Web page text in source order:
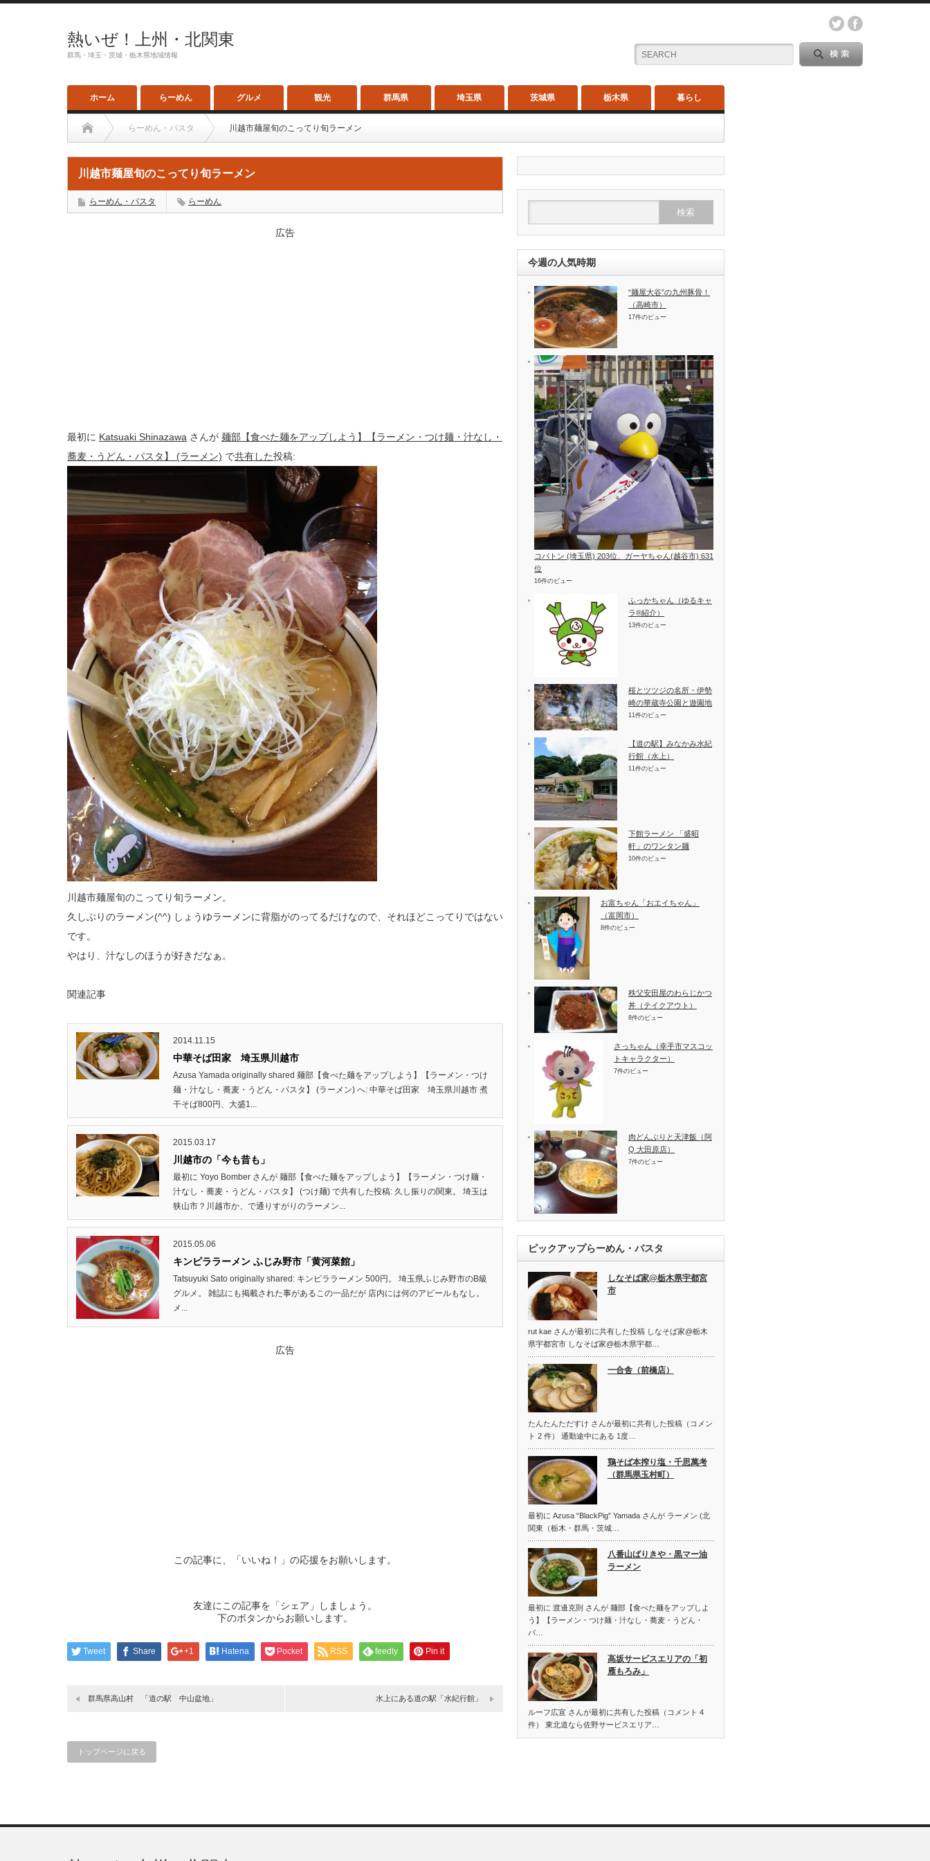
熱いぜ！上州・北関東
群馬・埼玉・茨城・栃木県地域情報
ホーム らーめん グルメ 観光 群馬県 埼玉県 茨城県 栃木県 暮らし
らーめん・パスタ 川越市麺屋旬のこってり旬ラーメン
川越市麺屋旬のこってり旬ラーメン
らーめん・パスタ らーめん
広告
最初に Katsuaki Shinazawa さんが 麺部【食べた麺をアップしよう】【ラーメン・つけ麺・汁なし・
蕎麦・うどん・パスタ】 (ラーメン) で共有した投稿:
川越市麺屋旬のこってり旬ラーメン。
久しぶりのラーメン(^^) しょうゆラーメンに背脂がのってるだけなので、それほどこってりではない
です。
やはり、汁なしのほうが好きだなぁ。
関連記事
2014.11.15
中華そば田家 埼玉県川越市
Azusa Yamada originally shared 麺部【食べた麺をアップしよう】【ラーメン・つけ
麺・汁なし・蕎麦・うどん・パスタ】 (ラーメン) へ: 中華そば田家 埼玉県川越市 煮
干そば800円、大盛1...
2015.03.17
川越市の「今も昔も」
最初に Yoyo Bomber さんが 麺部【食べた麺をアップしよう】【ラーメン・つけ麺・
汁なし・蕎麦・うどん・パスタ】 (つけ麺) で共有した投稿: 久し振りの関東。 埼玉は
狭山市？川越市か、で通りすがりのラーメン...
2015.05.06
キンピララーメン ふじみ野市「黄河菜館」
Tatsuyuki Sato originally shared: キンピララーメン 500円。 埼玉県ふじみ野市のB級
グルメ。 雑誌にも掲載された事があるこの一品だが 店内には何のアピールもなし。
メ...
広告
この記事に、「いいね！」の応援をお願いします。
友達にこの記事を「シェア」しましょう。
下のボタンからお願いします。
Tweet Share +1 Hatena Pocket RSS feedly Pin it
群馬県高山村 「道の駅 中山盆地」 水上にある道の駅「水紀行館」
トップページに戻る
今週の人気時期
“麺屋大谷”の九州豚骨！
（高崎市）
17件のビュー
コバトン (埼玉県) 203位、ガーヤちゃん(越谷市) 631
位
16件のビュー
ふっかちゃん（ゆるキャ
ラ®紹介）
13件のビュー
桜とツツジの名所・伊勢
崎の華蔵寺公園と遊園地
11件のビュー
【道の駅】みなかみ水紀
行館（水上）
11件のビュー
下館ラーメン 「盛昭
軒」のワンタン麺
10件のビュー
お富ちゃん「おエイちゃん」
（富岡市）
8件のビュー
秩父安田屋のわらじかつ
丼（テイクアウト）
8件のビュー
さっちゃん（幸手市マスコッ
トキャラクター）
7件のビュー
肉どんぶりと天津飯（阿
Q 大田原店）
7件のビュー
ピックアップらーめん・パスタ
しなそば家@栃木県宇都宮
市
rut kae さんが最初に共有した投稿 しなそば家@栃木
県宇都宮市 しなそば家@栃木県宇都…
一合舎（前橋店）
たんたんただすけ さんが最初に共有した投稿（コメン
ト 2 件） 通勤途中にある 1度…
鶏そば本搾り塩・千思萬考
（群馬県玉村町）
最初に Azusa “BlackPig” Yamada さんが ラーメン (北
関東（栃木・群馬・茨城…
八番山ばりきや・黒マー油
ラーメン
最初に 渡邊克則 さんが 麺部【食べた麺をアップしよ
う】【ラーメン・つけ麺・汁なし・蕎麦・うどん・
パ…
高坂サービスエリアの「初
雁もろみ」
ルーフ広宣 さんが最初に共有した投稿（コメント 4
件） 東北道なら佐野サービスエリア…